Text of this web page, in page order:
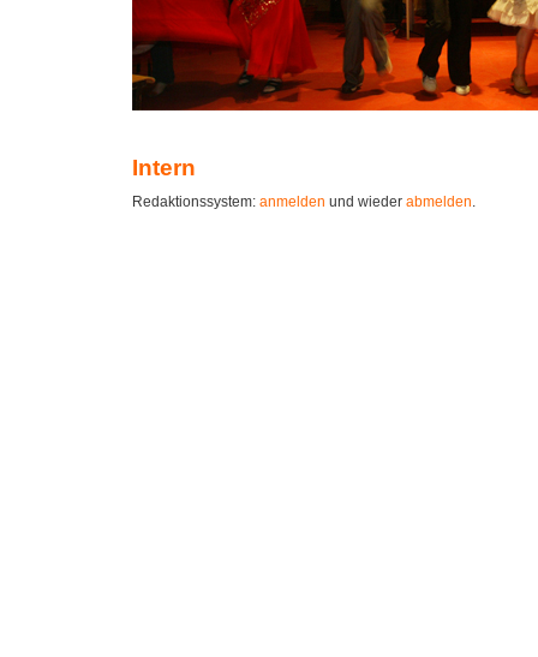
Intern
Redaktionssystem: anmelden und wieder abmelden.